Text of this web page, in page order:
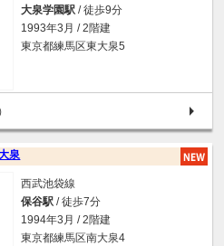
大泉学園駅 / 徒歩9分
1993年3月 / 2階建
東京都練馬区東大泉5
）
泉
西武池袋線
保谷駅 / 徒歩7分
1994年3月 / 2階建
東京都練馬区南大泉4